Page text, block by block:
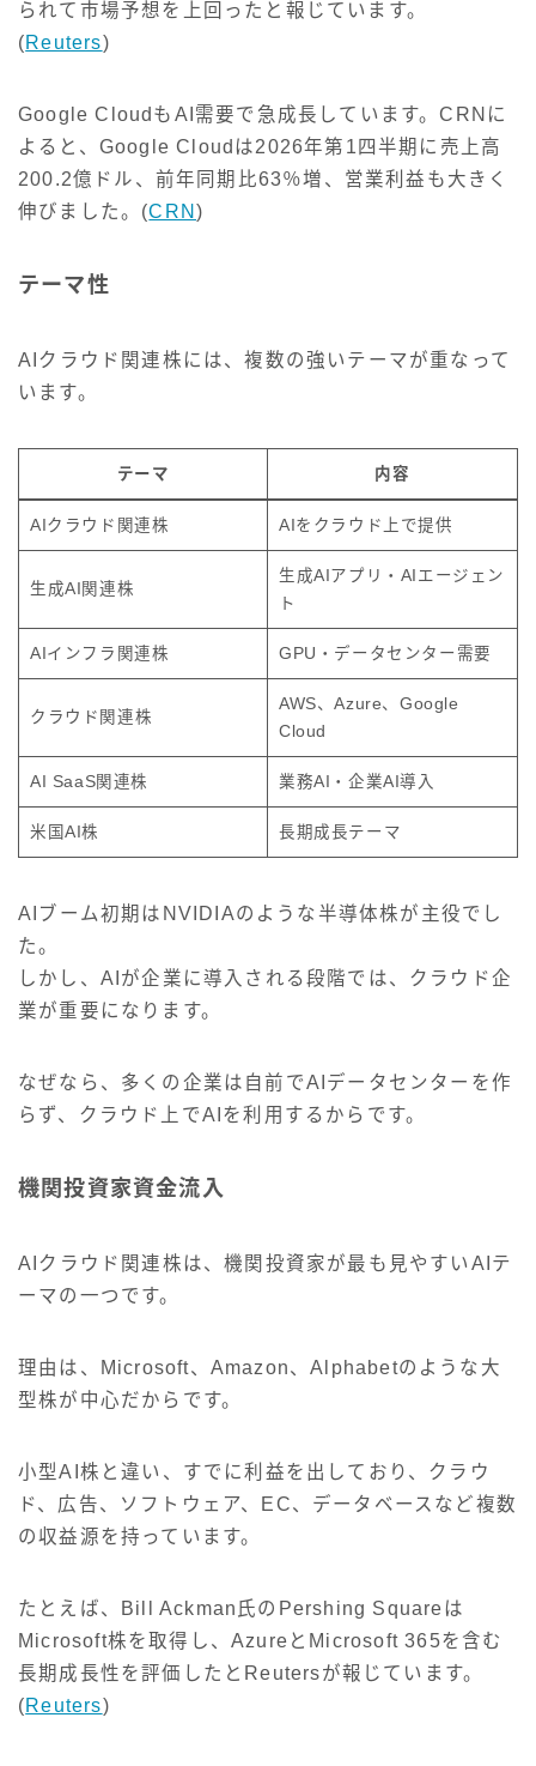
られて市場予想を上回ったと報じています。
(Reuters)
Google CloudもAI需要で急成長しています。CRNに
よると、Google Cloudは2026年第1四半期に売上高
200.2億ドル、前年同期比63％増、営業利益も大きく
伸びました。(CRN)
テーマ性
AIクラウド関連株には、複数の強いテーマが重なって
います。
テーマ 内容
AIクラウド関連株 AIをクラウド上で提供
生成AI関連株
生成AIアプリ・AIエージェン
ト
AIインフラ関連株 GPU・データセンター需要
クラウド関連株
AWS、Azure、Google
Cloud
AI SaaS関連株 業務AI・企業AI導入
米国AI株 長期成長テーマ
AIブーム初期はNVIDIAのような半導体株が主役でし
た。
しかし、AIが企業に導入される段階では、クラウド企
業が重要になります。
なぜなら、多くの企業は自前でAIデータセンターを作
らず、クラウド上でAIを利用するからです。
機関投資家資金流入
AIクラウド関連株は、機関投資家が最も見やすいAIテ
ーマの一つです。
理由は、Microsoft、Amazon、Alphabetのような大
型株が中心だからです。
小型AI株と違い、すでに利益を出しており、クラウ
ド、広告、ソフトウェア、EC、データベースなど複数
の収益源を持っています。
たとえば、Bill Ackman氏のPershing Squareは
Microsoft株を取得し、AzureとMicrosoft 365を含む
長期成長性を評価したとReutersが報じています。
(Reuters)